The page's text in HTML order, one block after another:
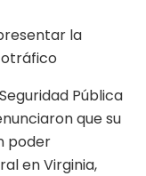
la
Pública
que su
poder
en Virginia,